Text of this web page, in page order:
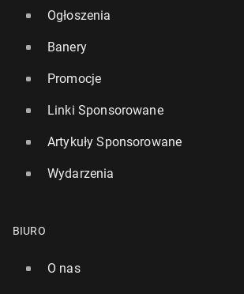
Ogłoszenia
Banery
Promocje
Linki Sponsorowane
Artykuły Sponsorowane
Wydarzenia
BIURO
O nas